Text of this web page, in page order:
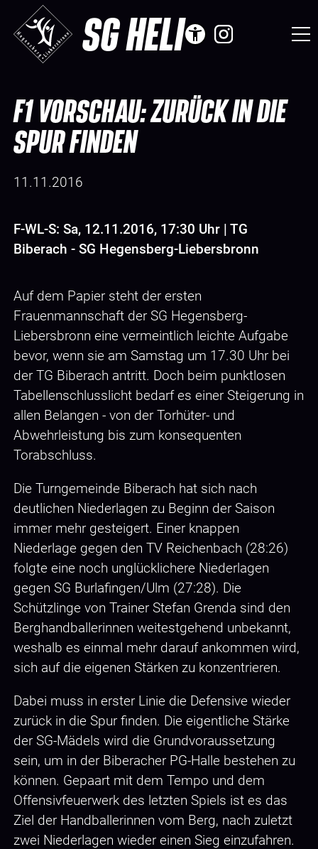
SG HELI
F1 VORSCHAU: ZURÜCK IN DIE
SPUR FINDEN
11.11.2016
F-WL-S: Sa, 12.11.2016, 17:30 Uhr | TG
Biberach - SG Hegensberg-Liebersbronn
Auf dem Papier steht der ersten
Frauenmannschaft der SG Hegensberg-
Liebersbronn eine vermeintlich leichte Aufgabe
bevor, wenn sie am Samstag um 17.30 Uhr bei
der TG Biberach antritt. Doch beim punktlosen
Tabellenschlusslicht bedarf es einer Steigerung in
allen Belangen - von der Torhüter- und
Abwehrleistung bis zum konsequenten
Torabschluss.
Die Turngemeinde Biberach hat sich nach
deutlichen Niederlagen zu Beginn der Saison
immer mehr gesteigert. Einer knappen
Niederlage gegen den TV Reichenbach (28:26)
folgte eine noch unglücklichere Niederlagen
gegen SG Burlafingen/Ulm (27:28). Die
Schützlinge von Trainer Stefan Grenda sind den
Berghandballerinnen weitestgehend unbekannt,
weshalb es einmal mehr darauf ankommen wird,
sich auf die eigenen Stärken zu konzentrieren.
Dabei muss in erster Linie die Defensive wieder
zurück in die Spur finden. Die eigentliche Stärke
der SG-Mädels wird die Grundvoraussetzung
sein, um in der Biberacher PG-Halle bestehen zu
können. Gepaart mit dem Tempo und dem
Offensivfeuerwerk des letzten Spiels ist es das
Ziel der Handballerinnen vom Berg, nach zuletzt
zwei Niederlagen wieder einen Sieg einzufahren.